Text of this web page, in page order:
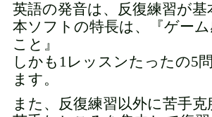
英語の発音は、反復練習が基
本ソフトの特長は、『ゲー
こと』
しかも1レッスンたったの5
ます。
また、反復練習以外に苦手